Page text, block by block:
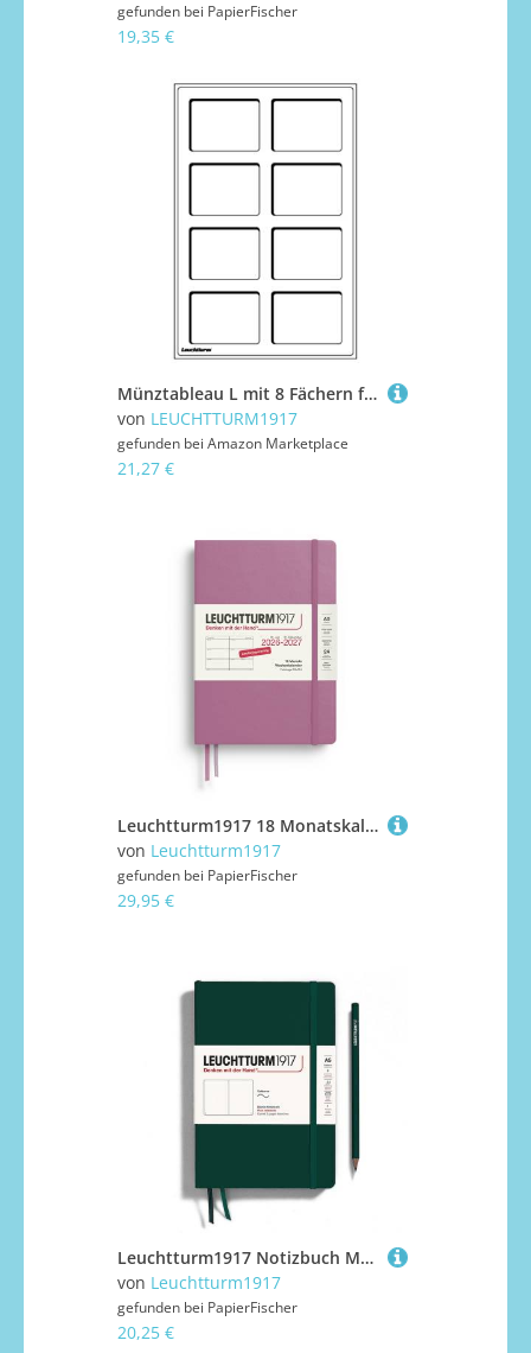
gefunden bei PapierFischer
19,35 €
Münztableau L mit 8 Fächern für US-Münzenkapseln SLABS, blau
von LEUCHTTURM1917
gefunden bei Amazon Marketplace
21,27 €
Leuchtturm1917 18 Monatskalender 1 Woche auf 2 Seiten 2027 Medium A5 Hardcover Dusty Rose
von Leuchtturm1917
gefunden bei PapierFischer
29,95 €
Leuchtturm1917 Notizbuch Medium Softcover A5 Natural Colours Forest Green Blanko
von Leuchtturm1917
gefunden bei PapierFischer
20,25 €